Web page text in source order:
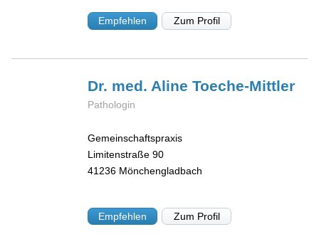
Empfehlen Zum Profil
Dr. med. AlineToeche-Mittler
Pathologin
Gemeinschaftspraxis
Limitenstraße 90
41236 Mönchengladbach
Empfehlen Zum Profil